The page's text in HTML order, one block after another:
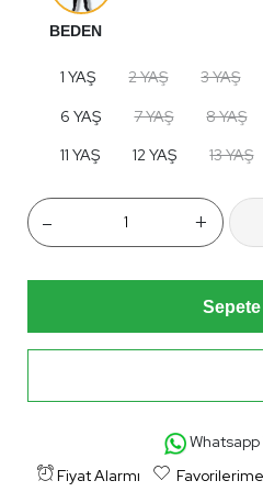
BEDEN
1 YAŞ 2 YAŞ 3 YAŞ
6 YAŞ
7 YAŞ 8 YAŞ
11 YAŞ
12 YAŞ 13 YAŞ
- +
Whatsapp
Fiyat Alarmı